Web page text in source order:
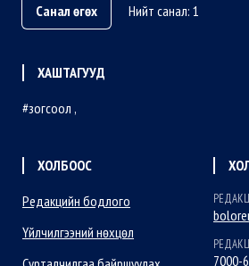
Санал өгөх
Нийт санал: 1
ХАШТАГУУД
зогсоол
ХОЛБООС
Редакцийн бодлого
Үйлчилгээний нөхцөл
7000-